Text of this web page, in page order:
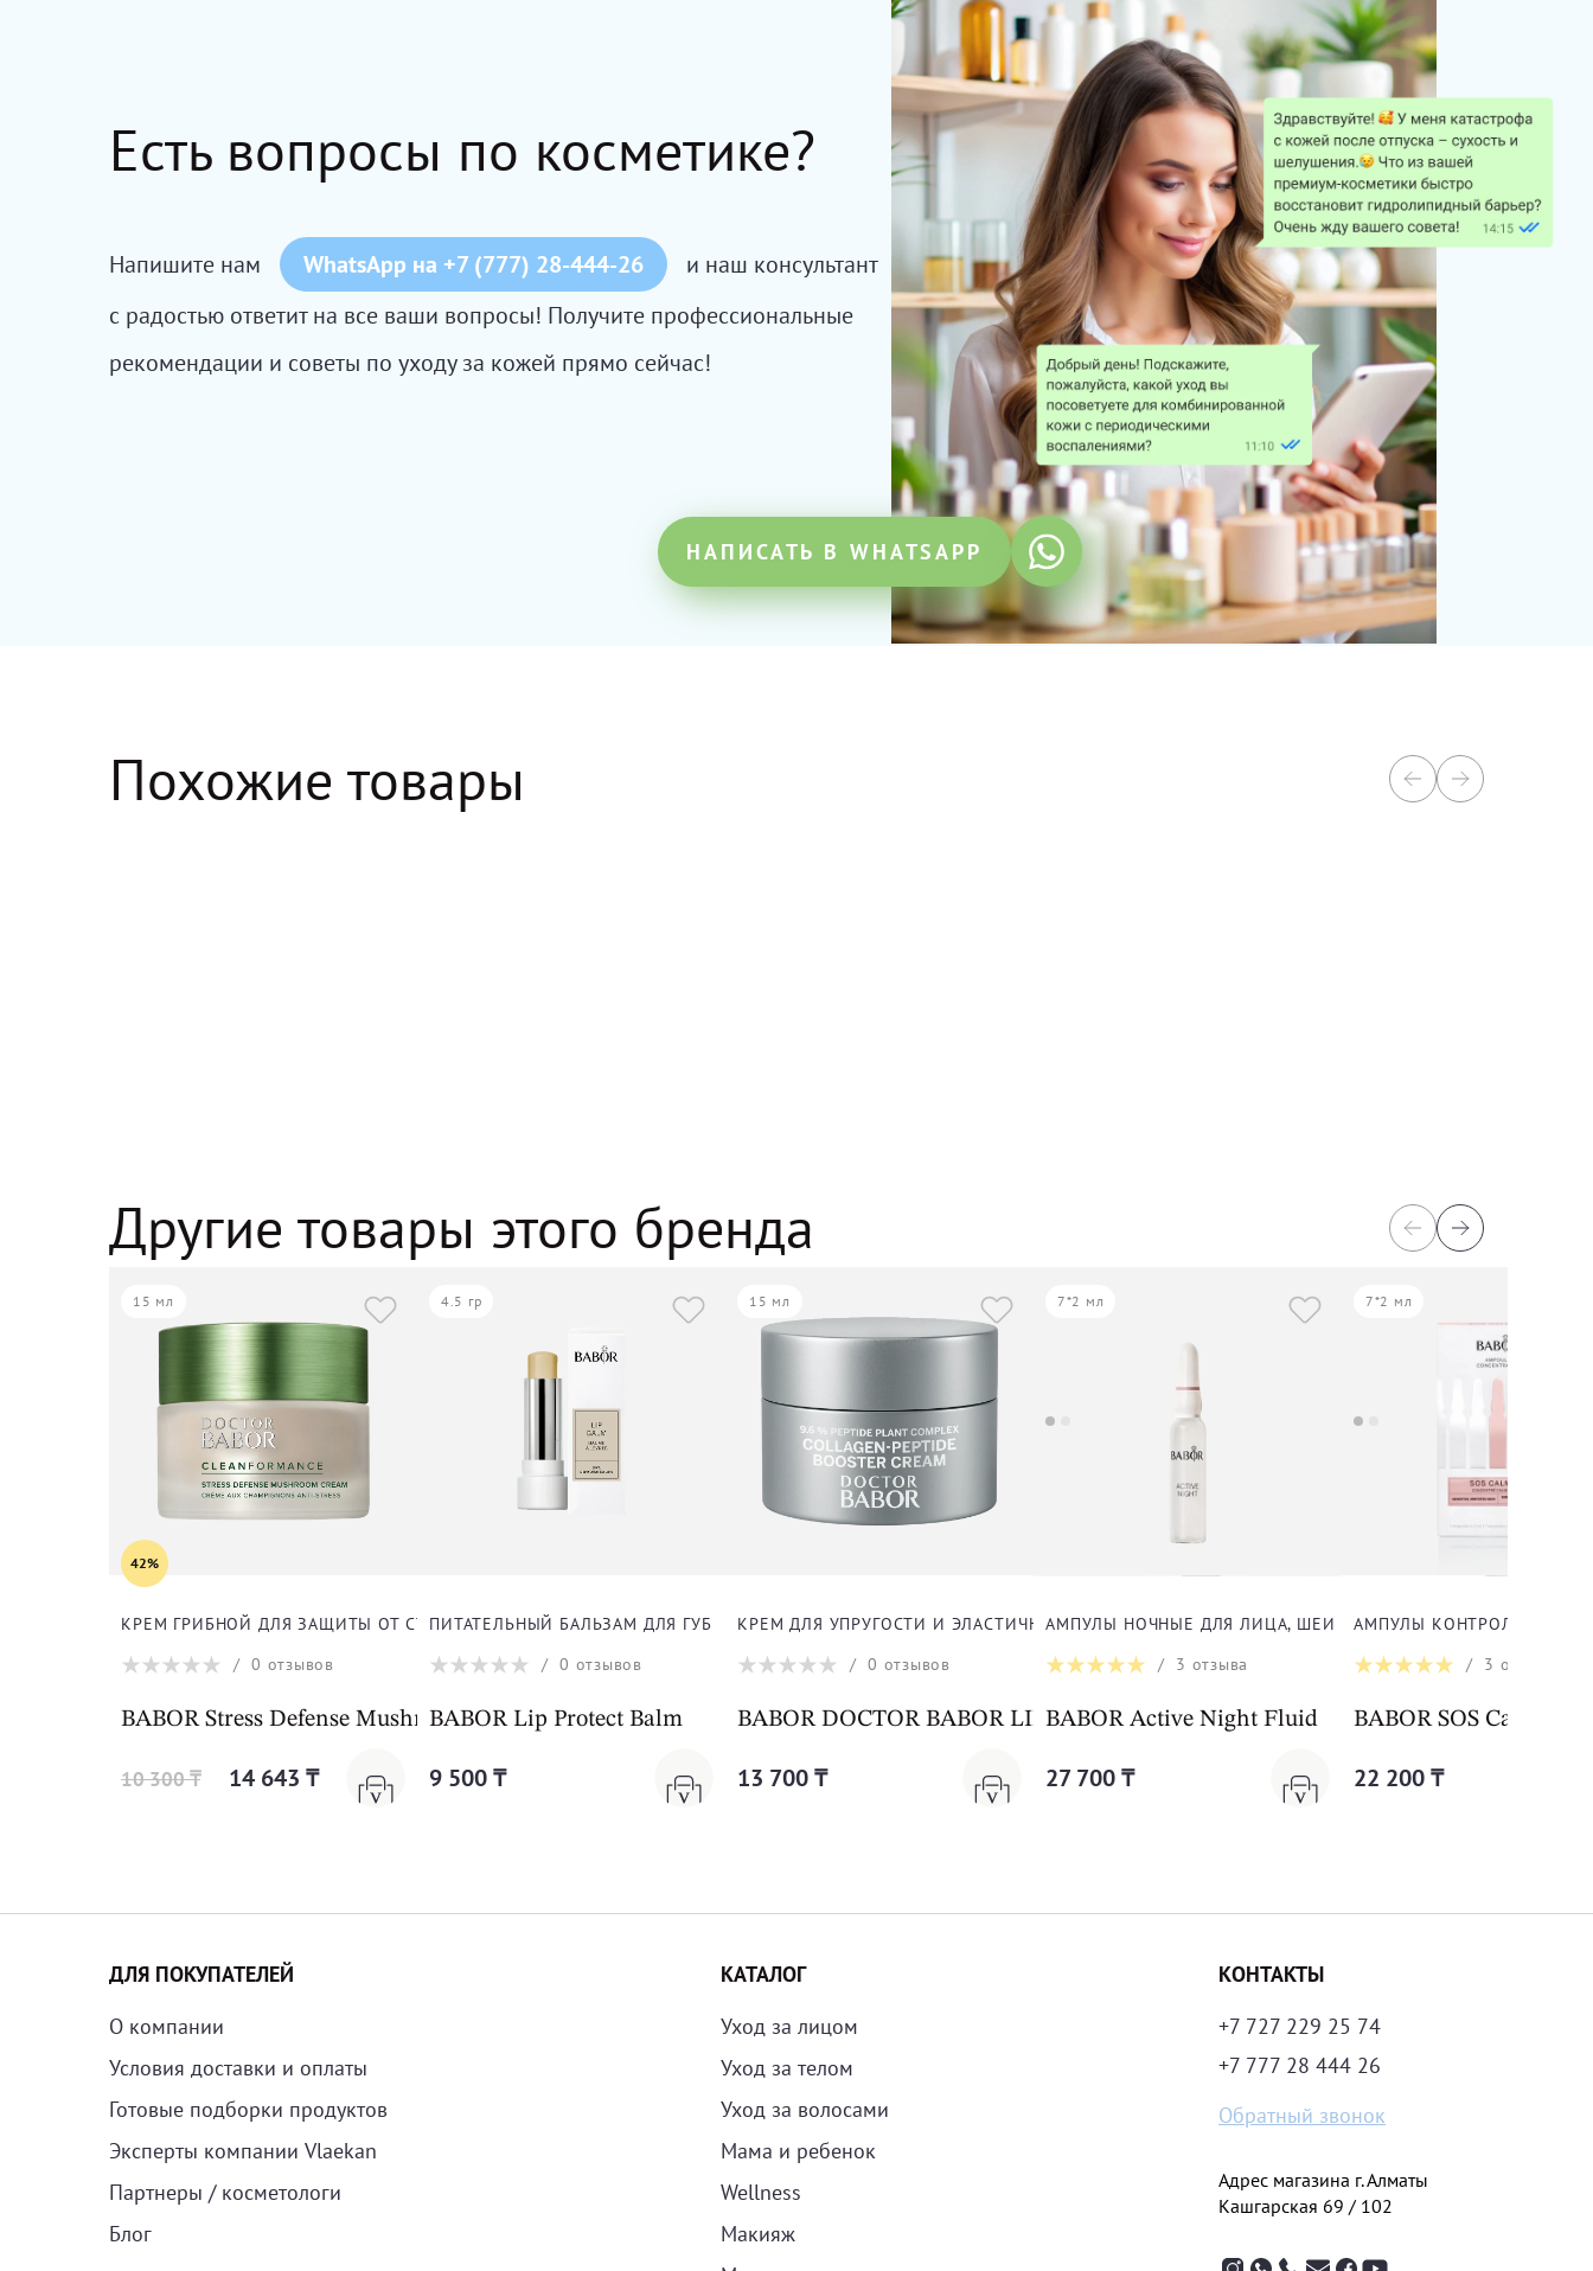
Есть вопросы по косметике?
Напишите нам WhatsApp на +7 (777) 28-444-26
и наш консультант
с радостью ответит на все ваши вопросы! Получите профессиональные
рекомендации и советы по уходу за кожей прямо сейчас!
НАПИСАТЬ В WHATSAPP
Похожие товары
Другие товары этого бренда
15 мл
42%
КРЕМ ГРИБНОЙ ДЛЯ ЗАЩИТЫ ОТ СТРЕССА ДЛЯ ЛИЦА
/0 отзывов
BABOR Stress Defense Mushroom Cream Cleanformance
10 300 ₸ 14 643 ₸
4.5 гр
ПИТАТЕЛЬНЫЙ БАЛЬЗАМ ДЛЯ ГУБ
/0 отзывов
BABOR Lip Protect Balm
9 500 ₸
15 мл
КРЕМ ДЛЯ УПРУГОСТИ И ЭЛАСТИЧНОСТИ КОЖИ ДЛЯ ЛИЦА
/0 отзывов
BABOR DOCTOR BABOR LIFTING Collagen-Peptide Booster Cream
13 700 ₸
7*2 мл
АМПУЛЫ НОЧНЫЕ ДЛЯ ЛИЦА, ШЕИ И ДЕКОЛЬТЕ
/ 3 отзыва
BABOR Active Night Fluid
27 700 ₸
7*2 мл
АМПУЛЫ КОНТРОЛЬ
/ 3 отзыва
BABOR SOS Calming
22 200 ₸
ДЛЯ ПОКУПАТЕЛЕЙ
О компании
Условия доставки и оплаты
Готовые подборки продуктов
Эксперты компании Vlaekan
Партнеры / косметологи
Блог
КАТАЛОГ
Уход за лицом
Уход за телом
Уход за волосами
Мама и ребенок
Wellness
Макияж
КОНТАКТЫ
+7 727 229 25 74
+7 777 28 444 26
Обратный звонок
Адрес магазина г. Алматы
Кашгарская 69 / 102